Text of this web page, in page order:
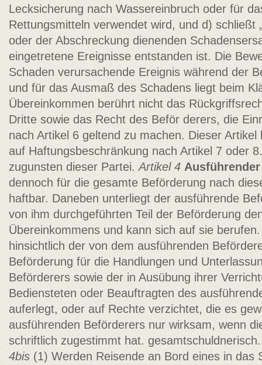
Lecksicherung nach Wassereinbruch oder für
Rettungsmitteln verwendet wird, und d) schließt
oder der Abschreckung dienenden
eingetretene Ereignisse entstanden ist. Die
Schaden verursachende Ereignis während der
und für das Ausmaß des Schadens liegt beim
Übereinkommen berührt nicht das
Dritte sowie das Recht des Beför­ derers, die
nach Artikel 6 geltend zu machen. Dieser
auf Haftungsbeschränkung nach Artikel 7 oder
zugunsten dieser Partei. Artikel 4
dennoch für die gesamte Beförderung nach
haftbar. Daneben unterliegt der ausführende
von ihm durchgeführten Teil der Beförderung
Übereinkommens und kann sich auf sie
hinsichtlich der von dem ausführenden
Beförderung für die Handlungen und
Beförderers sowie der in Ausübung ihrer
Bediensteten oder Beauftragten des
auferlegt, oder auf Rechte verzichtet, die es
ausführenden Beförderers nur wirksam, wenn
schriftlich zugestimmt hat.
4bis(1) Werden Reisende an Bord eines in das